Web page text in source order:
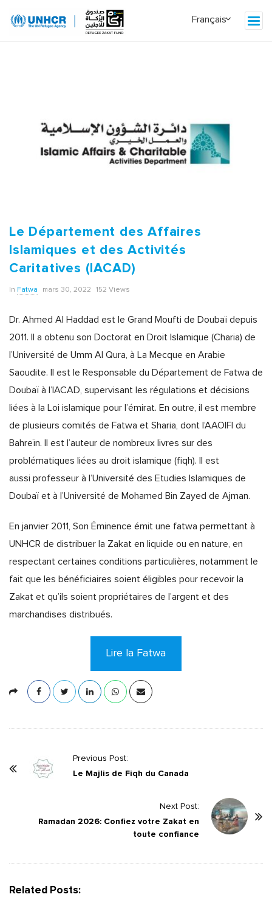
Le Département des Affaires
Islamiques et des Activités
Caritatives (IACAD)
In Fatwa mars 30, 2022 152 Views
Dr. Ahmed Al Haddad est le Grand Moufti de Doubaï depuis
2011. Il a obtenu son Doctorat en Droit Islamique (Charia) de
l’Université de Umm Al Qura, à La Mecque en Arabie
Saoudite. Il est le Responsable du Département de Fatwa de
Doubaï à l’IACAD, supervisant les régulations et décisions
liées à la Loi islamique pour l’émirat. En outre, il est membre
de plusieurs comités de Fatwa et Sharia, dont l’AAOIFI du
Bahreïn. Il est l’auteur de nombreux livres sur des
problématiques liées au droit islamique (fiqh). Il est
aussi professeur à l’Université des Etudies Islamiques de
Doubaï et à l’Université de Mohamed Bin Zayed de Ajman.
En janvier 2011, Son Éminence émit une fatwa permettant à
UNHCR de distribuer la Zakat en liquide ou en nature, en
respectant certaines conditions particulières, notamment le
fait que les bénéficiaires soient éligibles pour recevoir la
Zakat et qu’ils soient propriétaires de l’argent et des
marchandises distribués.
Lire la Fatwa
Previous Post:
Le Majlis de Fiqh du Canada
Next Post:
Ramadan 2026: Confiez votre Zakat en
toute confiance
Related Posts: